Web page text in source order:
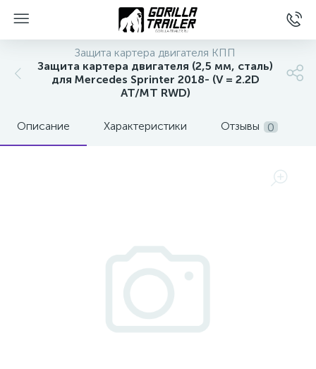
Защита картера двигателя КПП
Защита картера двигателя (2,5 мм, сталь)
для Mercedes Sprinter 2018- (V = 2.2D
AT/MT RWD)
Описание Характеристики Отзывы 0